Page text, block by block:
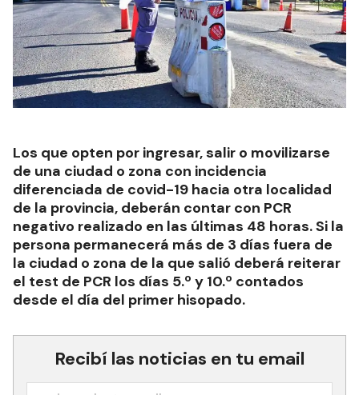
Los que opten por ingresar, salir o movilizarse
de una ciudad o zona con incidencia
diferenciada de covid-19 hacia otra localidad
de la provincia, deberán contar con PCR
negativo realizado en las últimas 48 horas. Si la
persona permanecerá más de 3 días fuera de
la ciudad o zona de la que salió deberá reiterar
el test de PCR los días 5.º y 10.º contados
desde el día del primer hisopado.
Recibí las noticias en tu email